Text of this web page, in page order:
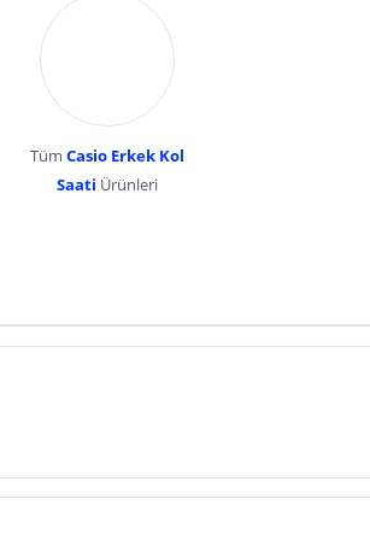
Tüm Casio Erkek Kol
Saati Ürünleri